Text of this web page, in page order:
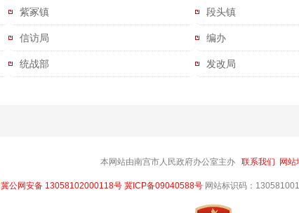
紫冢镇 段头镇
信访局 编办
统战部 发改局
本网站由南宫市人民政府办公室主办 联系我们 网站
冀公网安备 13058102000118号 冀ICP备09040588号网站标识码：